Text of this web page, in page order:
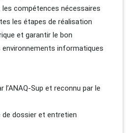
compétences nécessaires
les étapes de réalisation
et garantir le bon
informatiques
l’ANAQ-Sup et reconnu par le
dossier et entretien